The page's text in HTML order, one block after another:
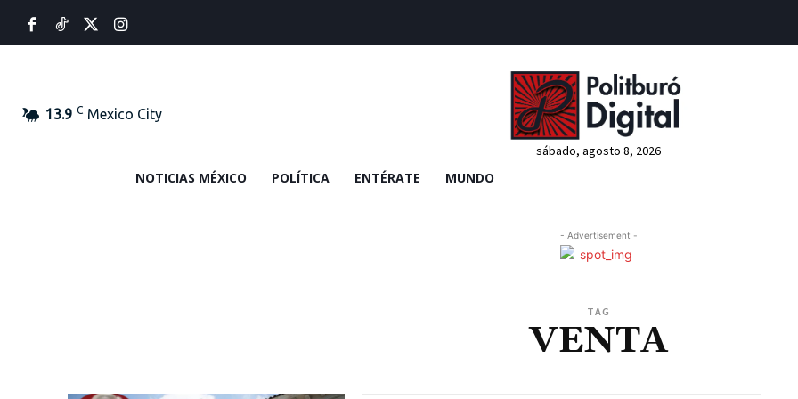
13.9 C Mexico City
sábado, agosto 8, 2026
NOTICIAS MÉXICO POLÍTICA ENTÉRATE MUNDO
- Advertisement -
TAG
VENTA